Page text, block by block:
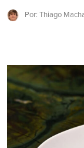
Por: Thiago